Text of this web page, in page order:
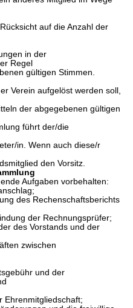
auf die Anzahl der
in der
Regel
gültigen Stimmen.
Verein aufgelöst werden soll,
der abgegebenen gültigen
führt der/die
in. Wenn auch diese/r
den Vorsitz.
Aufgaben vorbehalten:
des Rechenschaftsberichts
der Rechnungsprüfer;
des Vorstands und der
zwischen
und der
Ehrenmitgliedschaft;